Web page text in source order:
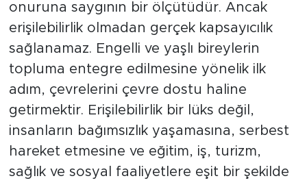
onuruna saygının bir ölçütüdür. Ancak
erişilebilirlik olmadan gerçek kapsayıcılık
sağlanamaz. Engelli ve yaşlı bireylerin
topluma entegre edilmesine yönelik ilk
adım, çevrelerini çevre dostu haline
getirmektir. Erişilebilirlik bir lüks değil,
insanların bağımsızlık yaşamasına, serbest
hareket etmesine ve eğitim, iş, turizm,
sağlık ve sosyal faaliyetlere eşit bir şekilde